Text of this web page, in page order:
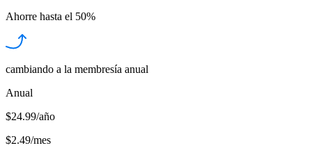
Ahorre hasta el 50%
cambiando a la membresía anual
Anual
$24.99/año
$2.49/mes